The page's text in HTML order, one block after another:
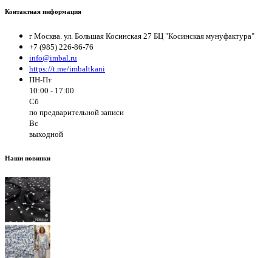
Контактная информация
г Москва. ул. Большая Косинская 27 БЦ "Косинская мунуфактура"
+7 (985) 226-86-76
info@imbal.ru
https://t.me/imbaltkani
ПН-Пт
10:00 - 17:00
Сб
по предварительной записи
Вс
выходной
Наши новинки